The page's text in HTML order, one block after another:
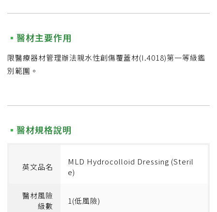
醫材主要作用
限醫療器材管理辦法親水性創傷覆蓋材(I.4018)第一等級鑑
別範圍。
醫材規格說明
英文品名
MLD Hydrocolloid Dressing (Steril
e)
醫材風險
級數
1(低風險)